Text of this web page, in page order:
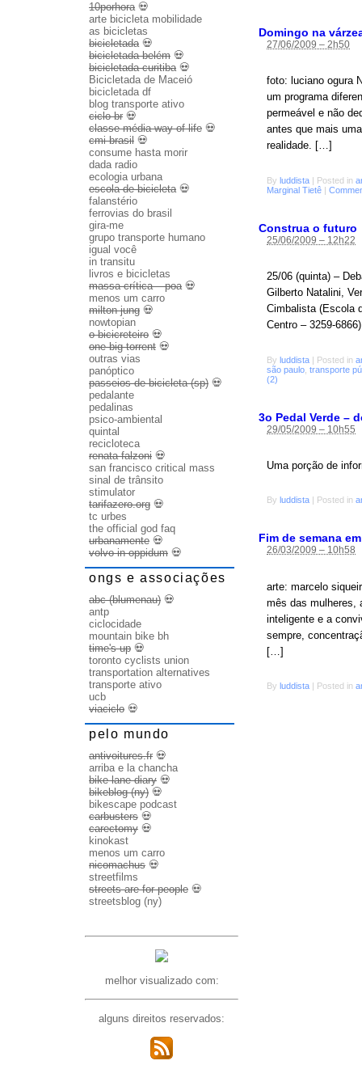
Domingo na
27/06/2009 – 2h50
foto: luciano ogura
um programa
permeável e não
antes que mais
realidade. […]
By luddista | Posted in
Marginal Tietê |
Construa o futuro
25/06/2009 – 12h22
25/06 (quinta) –
Gilberto Natalini,
Cimbalista (Escola
Centro – 3259-
By luddista | Posted in
são paulo transporte
(2)
3o Pedal Verde –
29/05/2009 – 10h55
Uma porção de
By luddista Posted in
Fim de semana
26/03/2009 – 10h58
arte: marcelo
mês das mulheres,
inteligente e a
sempre,
[…]
By luddista | Posted in
10porhora💀
arte bicicleta mobilidade
as bicicletas
bicicletada💀
bicicletada belém 💀
bicicletada curitiba💀
Bicicletada de Maceió
bicicletada df
blog transporte ativo
ciclo br 💀
classe média way of life 💀
cmi brasil 💀
consume hasta morir
dada radio
ecologia urbana
escola de bicicleta💀
falanstério
ferrovias do brasil
gira-me
grupo transporte humano
igual você
in transitu
livros e bicicletas
massa crítica – poa💀
menos um carro
milton jung 💀
nowtopian
o bicicreteiro 💀
one big torrent 💀
outras vias
panóptico
passeios de bicicleta (sp) 💀
pedalante
pedalinas
psico-ambiental
quintal
recicloteca
renata falzoni 💀
san francisco critical mass
sinal de trânsito
stimulator
tarifazero.org 💀
tc urbes
the official god faq
urbanamente 💀
volvo in oppidum 💀
ongs e associações
abc (blumenau) 💀
antp
ciclocidade
mountain bike bh
time's up 💀
toronto cyclists union
transportation alternatives
transporte ativo
ucb
viaciclo 💀
pelo mundo
antivoitures.fr 💀
arriba e la chancha
bike lane diary 💀
bikeblog (ny) 💀
bikescape podcast
carbusters 💀
carectomy 💀
kinokast
menos um carro
nicomachus 💀
streetfilms
streets are for people 💀
streetsblog (ny)
melhor visualizado com:
alguns direitos reservados: